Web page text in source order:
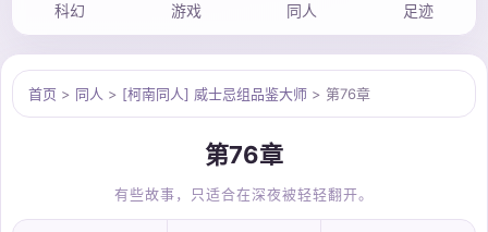
科幻 游戏 同人 足迹
首页 > 同人 > [柯南同人] 威士忌组品鉴大师 > 第76章
第76章
有些故事，只适合在深夜被轻轻翻开。